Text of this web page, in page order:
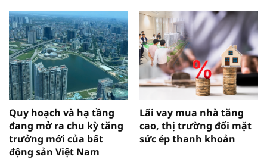
Quy hoạch và hạ tầng
đang mở ra chu kỳ tăng
trưởng mới của bất
động sản Việt Nam
Lãi vay mua nhà tăng
cao, thị trường đối mặt
sức ép thanh khoản